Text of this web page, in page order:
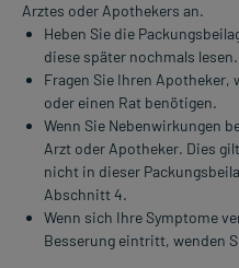
Arztes oder Apothekers an.
Heben Sie die
diese später nochmals lesen.
Fragen Sie Ihren
oder einen Rat benötigen.
Wenn Sie Nebenwirkungen
Arzt oder Apotheker. Dies
nicht in dieser
Abschnitt 4.
Wenn sich Ihre Symptome
Besserung eintritt, wenden